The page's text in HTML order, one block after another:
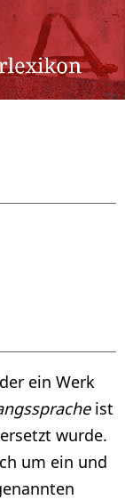
ein Werk
ist
wurde.
um ein und